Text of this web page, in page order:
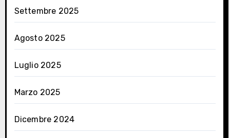
Settembre 2025
Agosto 2025
Luglio 2025
Marzo 2025
Dicembre 2024